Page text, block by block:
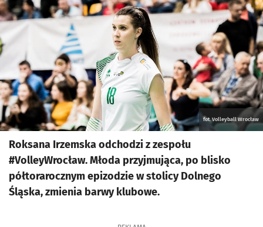
Kliknij, aby powiększyć
fot. Volleyball Wrocław
Roksana Irzemska odchodzi z zespołu
#VolleyWrocław. Młoda przyjmująca, po blisko
półtorarocznym epizodzie w stolicy Dolnego
Śląska, zmienia barwy klubowe.